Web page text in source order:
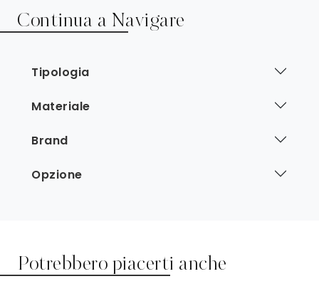
Continua a Navigare
Tipologia
Materiale
Brand
Opzione
Potrebbero piacerti anche